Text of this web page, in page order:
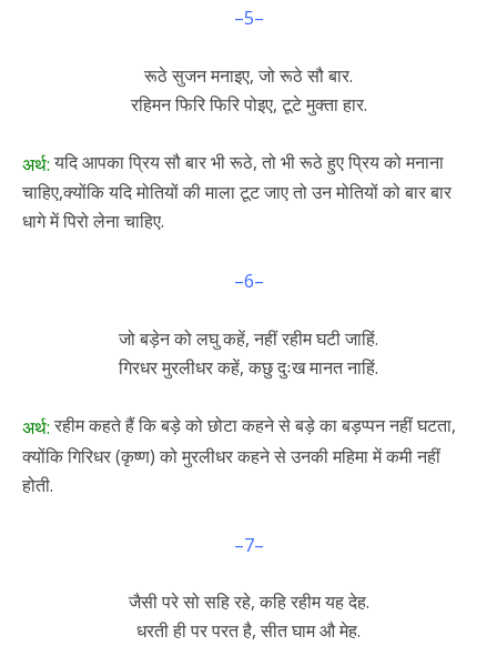
–5–
रूठे सुजन मनाइए, जो रूठे सौ बार.
रहिमन फिरि फिरि पोइए, टूटे मुक्ता हार.
अर्थ:यदि आपका प्रिय सौ बार भी रूठे, तो भी रूठे हुए प्रिय को मनाना
चाहिए,क्योंकि यदि मोतियों की माला टूट जाए तो उन मोतियों को बार बार
धागे में पिरो लेना चाहिए.
–6–
जो बड़ेन को लघु कहें, नहीं रहीम घटी जाहिं.
गिरधर मुरलीधर कहें, कछु दुःख मानत नाहिं.
अर्थ:रहीम कहते हैं कि बड़े को छोटा कहने से बड़े का बड़प्पन नहीं घटता,
क्योंकि गिरिधर (कृष्ण) को मुरलीधर कहने से उनकी महिमा में कमी नहीं
होती.
–7–
जैसी परे सो सहि रहे, कहि रहीम यह देह.
धरती ही पर परत है, सीत घाम औ मेह.